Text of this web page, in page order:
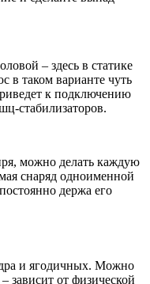
– здесь в статике
в таком варианте чуть
к подключению
стабилизаторов.
можно делать каждую
снаряд одноименной
держа его
и ягодичных. Можно
зависит от физической